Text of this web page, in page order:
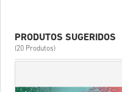
PRODUTOS SUGERIDOS
(20 Produtos)